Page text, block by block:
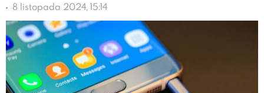
8 listopada 2024, 15:14